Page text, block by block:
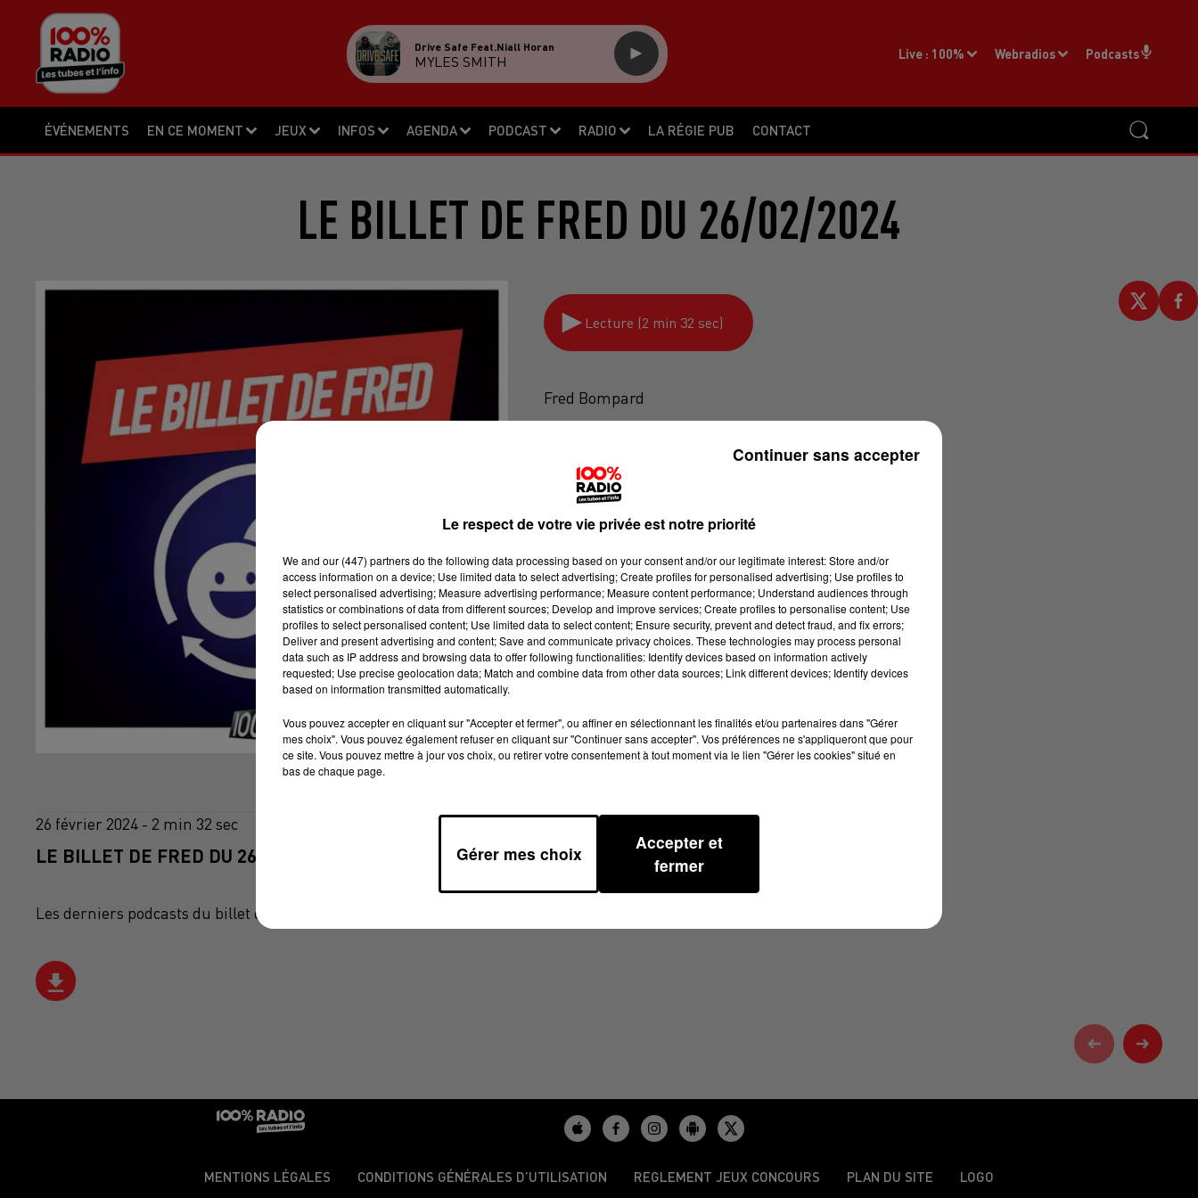
ÉVÉNEMENTS EN CE MOMENT JEUX INFOS AGENDA PODCAST RADIO LA RÉGIE PUB CONTACT
Live : 100% Webradios Podcasts
Drive Safe Feat.niall Horan
MYLES SMITH
LE BILLET DE FRED DU 26/02/2024
Lecture (2 min 32 sec)
Fred Bompard
26 février 2024 - 2 min 32 sec
LE BILLET DE FRED DU 26/02/2024
Les derniers podcasts du billet de Fred sur 100%
MENTIONS LÉGALES CONDITIONS GÉNÉRALES D’UTILISATION REGLEMENT JEUX CONCOURS PLAN DU SITE LOGO
Le respect de votre vie privée est notre priorité
We and our (447) partnersdo the following data processing based on your consent and/or our legitimate interest: Store and/or
access information on a device; Use limited data to select advertising; Create profiles for personalised advertising; Use profiles to
select personalised advertising; Measure advertising performance; Measure content performance; Understand audiences through
statistics or combinations of data from different sources; Develop and improve services; Create profiles to personalise content; Use
profiles to select personalised content; Use limited data to select content; Ensure security, prevent and detect fraud, and fix errors;
Deliver and present advertising and content; Save and communicate privacy choices. These technologies may process personal
data such as IP address and browsing data to offer following functionalities: Identify devices based on information actively
requested; Use precise geolocation data; Match and combine data from other data sources; Link different devices; Identify devices
based on information transmitted automatically.
Vous pouvez accepter en cliquant sur "Accepter et fermer", ou affiner en sélectionnant les finalités et/ou partenaires dans "Gérer
mes choix". Vous pouvez également refuser en cliquant sur "Continuer sans accepter". Vos préférences ne s'appliqueront que pour
ce site. Vous pouvez mettre à jour vos choix, ou retirer votre consentement à tout moment via le lien "Gérer les cookies" situé en
bas de chaque page.
Gérer mes choix
Accepter et
fermer
Continuer sans accepter